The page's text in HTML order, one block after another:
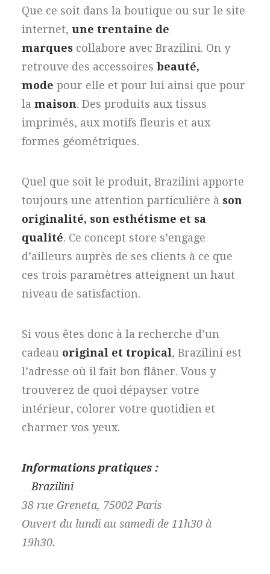
Que ce soit dans la boutique ou sur le site
internet, une trentaine de
marques collabore avec Brazilini. On y
retrouve des accessoires beauté,
mode pour elle et pour lui ainsi que pour
la maison. Des produits aux tissus
imprimés, aux motifs fleuris et aux
formes géométriques.
Quel que soit le produit, Brazilini apporte
toujours une attention particulière à son
originalité, son esthétisme et sa
qualité. Ce concept store s’engage
d’ailleurs auprès de ses clients à ce que
ces trois paramètres atteignent un haut
niveau de satisfaction.
Si vous êtes donc à la recherche d’un
cadeau original et tropical, Brazilini est
l’adresse où il fait bon flâner. Vous y
trouverez de quoi dépayser votre
intérieur, colorer votre quotidien et
charmer vos yeux.
Informations pratiques :
Brazilini
38 rue Greneta, 75002 Paris
Ouvert du lundi au samedi de 11h30 à
19h30.